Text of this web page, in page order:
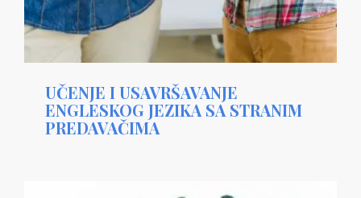
UČENJE I USAVRŠAVANJE
ENGLESKOG JEZIKA SA STRANIM
PREDAVAČIMA